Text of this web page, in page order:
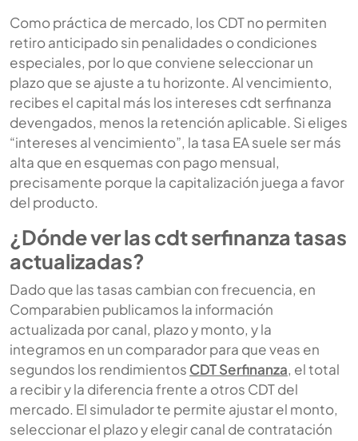
Como práctica de mercado, los CDT no permiten
retiro anticipado sin penalidades o condiciones
especiales, por lo que conviene seleccionar un
plazo que se ajuste a tu horizonte. Al vencimiento,
recibes el capital más los intereses cdt serfinanza
devengados, menos la retención aplicable. Si eliges
“intereses al vencimiento”, la tasa EA suele ser más
alta que en esquemas con pago mensual,
precisamente porque la capitalización juega a favor
del producto.
¿Dónde ver las cdt serfinanza tasas
actualizadas?
Dado que las tasas cambian con frecuencia, en
Comparabien publicamos la información
actualizada por canal, plazo y monto, y la
integramos en un comparador para que veas en
segundos los rendimientos CDT Serfinanza, el total
a recibir y la diferencia frente a otros CDT del
mercado. El simulador te permite ajustar el monto,
seleccionar el plazo y elegir canal de contratación